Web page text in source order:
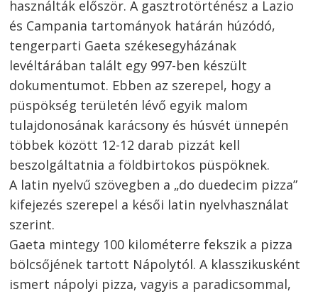
használták először. A gasztrotörténész a Lazio
és Campania tartományok határán húzódó,
tengerparti Gaeta székesegyházának
levéltárában talált egy 997-ben készült
dokumentumot. Ebben az szerepel, hogy a
püspökség területén lévő egyik malom
tulajdonosának karácsony és húsvét ünnepén
többek között 12-12 darab pizzát kell
beszolgáltatnia a földbirtokos püspöknek.
A latin nyelvű szövegben a „do duedecim pizza”
kifejezés szerepel a késői latin nyelvhasználat
szerint.
Gaeta mintegy 100 kilométerre fekszik a pizza
bölcsőjének tartott Nápolytól. A klasszikusként
ismert nápolyi pizza, vagyis a paradicsommal,